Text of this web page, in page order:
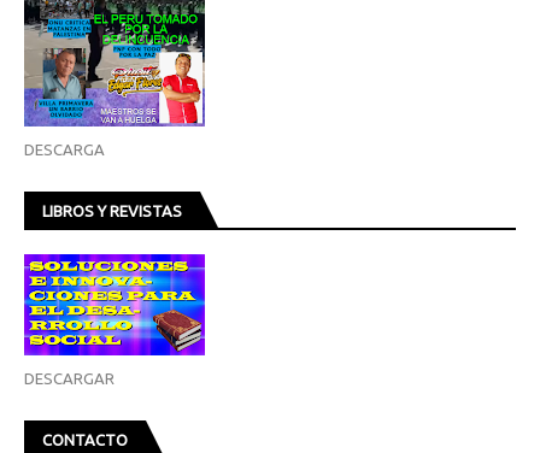
DESCARGA
LIBROS Y REVISTAS
DESCARGAR
CONTACTO